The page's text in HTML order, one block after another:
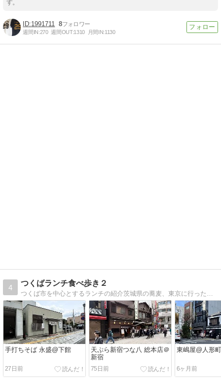
す。
1991711 8
週間IN:270 週間OUT:1310 月間IN:1130
4
つくばランチ食べ歩き２
手打ちそば 永盛@下館
27日前
天ぷら新宿つな八 総本店＠
新宿
75日前
東嶋屋@人形町
6ヶ月前